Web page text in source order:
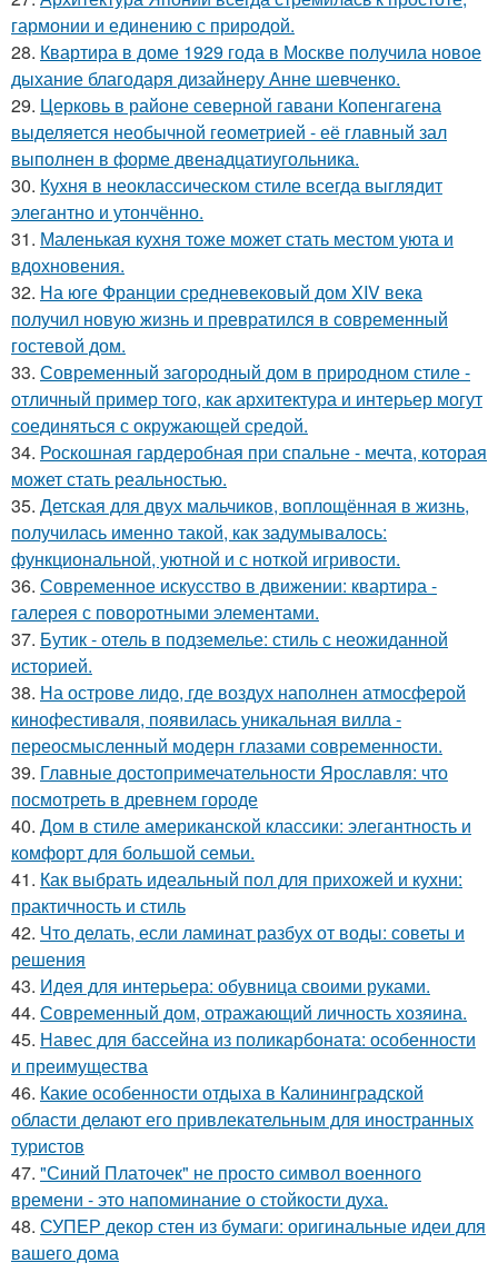
гармонии и единению с природой.
28. Квартира в доме 1929 года в Москве получила новое
дыхание благодаря дизайнеру Анне шевченко.
29. Церковь в районе северной гавани Копенгагена
выделяется необычной геометрией - её главный зал
выполнен в форме двенадцатиугольника.
30. Кухня в неоклассическом стиле всегда выглядит
элегантно и утончённо.
31. Маленькая кухня тоже может стать местом уюта и
вдохновения.
32. На юге Франции средневековый дом XIV века
получил новую жизнь и превратился в современный
гостевой дом.
33. Современный загородный дом в природном стиле -
отличный пример того, как архитектура и интерьер могут
соединяться с окружающей средой.
34. Роскошная гардеробная при спальне - мечта, которая
может стать реальностью.
35. Детская для двух мальчиков, воплощённая в жизнь,
получилась именно такой, как задумывалось:
функциональной, уютной и с ноткой игривости.
36. Современное искусство в движении: квартира -
галерея с поворотными элементами.
37. Бутик - отель в подземелье: стиль с неожиданной
историей.
38. На острове лидо, где воздух наполнен атмосферой
кинофестиваля, появилась уникальная вилла -
переосмысленный модерн глазами современности.
39. Главные достопримечательности Ярославля: что
посмотреть в древнем городе
40. Дом в стиле американской классики: элегантность и
комфорт для большой семьи.
41. Как выбрать идеальный пол для прихожей и кухни:
практичность и стиль
42. Что делать, если ламинат разбух от воды: советы и
решения
43. Идея для интерьера: обувница своими руками.
44. Современный дом, отражающий личность хозяина.
45. Навес для бассейна из поликарбоната: особенности
и преимущества
46. Какие особенности отдыха в Калининградской
области делают его привлекательным для иностранных
туристов
47. "Синий Платочек" не просто символ военного
времени - это напоминание о стойкости духа.
48. СУПЕР декор стен из бумаги: оригинальные идеи для
вашего дома